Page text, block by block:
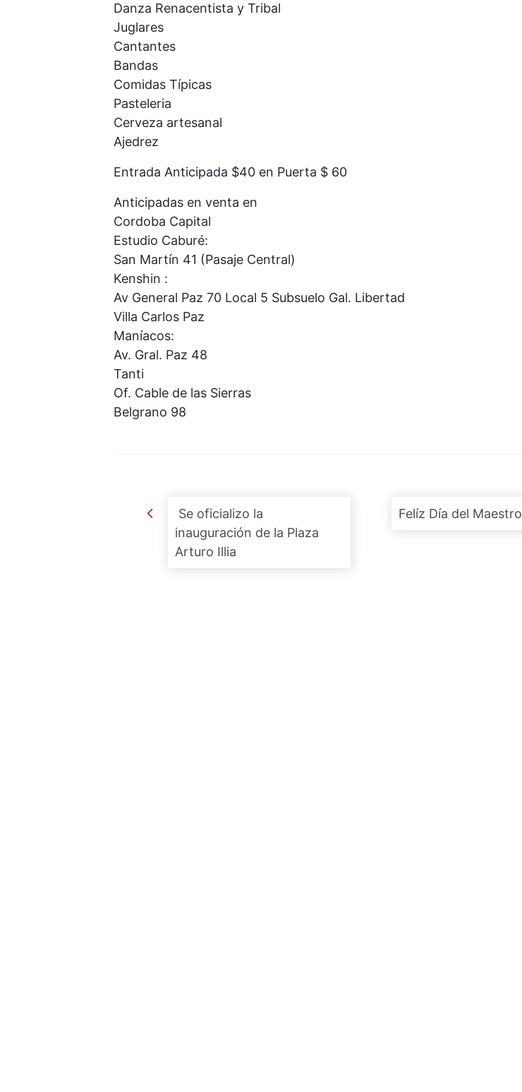
Danza Renacentista y Tribal
Juglares
Cantantes
Bandas
Comidas Típicas
Pasteleria
Cerveza artesanal
Ajedrez
Entrada Anticipada $40 en Puerta $ 60
Anticipadas en venta en
Cordoba Capital
Estudio Caburé:
San Martín 41 (Pasaje Central)
Kenshin :
Av General Paz 70 Local 5 Subsuelo Gal. Libertad
Villa Carlos Paz
Maníacos:
Av. Gral. Paz 48
Tanti
Of. Cable de las Sierras
Belgrano 98
Post navigation
Se oficializo la
inauguración de la Plaza
Arturo Illia
Felíz Día del Maestro